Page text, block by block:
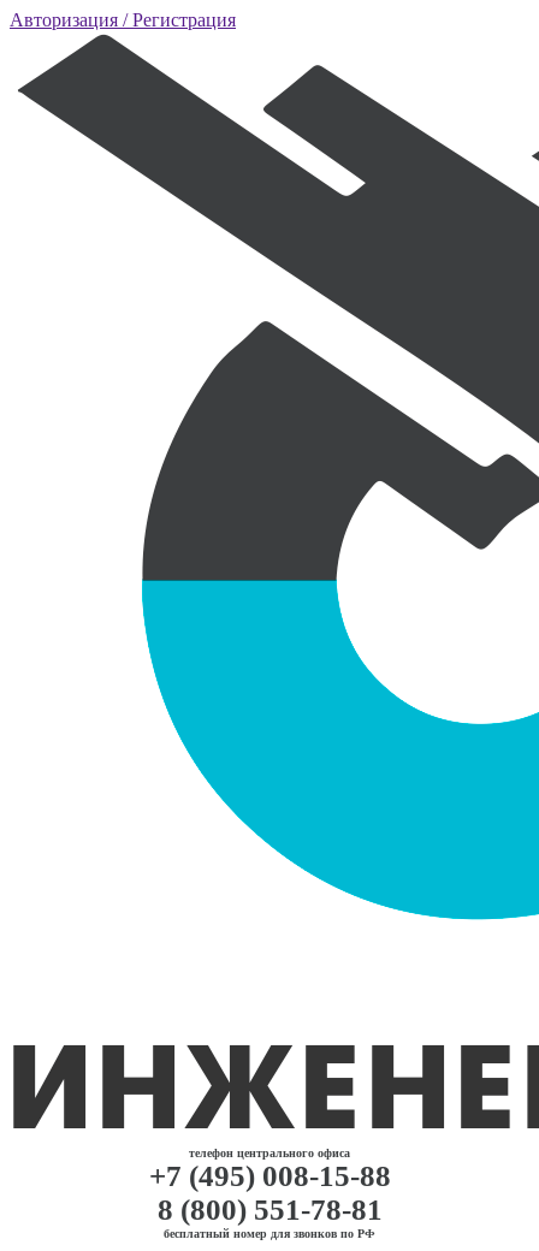
Авторизация / Регистрация
телефон центрального офиса
+7 (495) 008-15-88
8 (800) 551-78-81
бесплатный номер для звонков по РФ